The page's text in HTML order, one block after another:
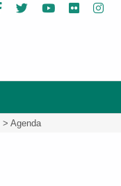
Facebook
Twitter YouTube
Flickr
> Agenda